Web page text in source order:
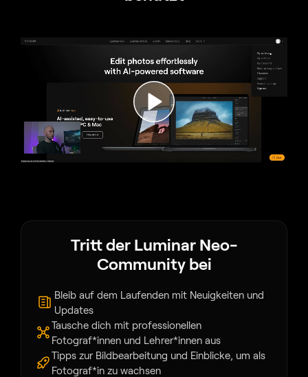
Tritt der Luminar Neo-
Community bei
Bleib auf dem Laufenden mit Neuigkeiten und
Updates
Tausche dich mit professionellen
Fotograf*innen und Lehrer*innen aus
Tipps zur Bildbearbeitung und Einblicke, um als
Fotograf*in zu wachsen